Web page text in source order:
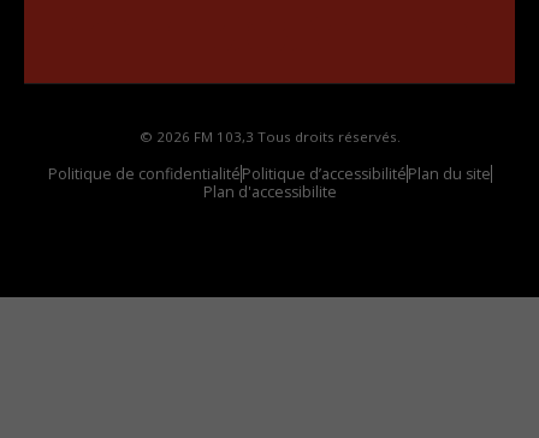
© 2026 FM 103,3 Tous droits réservés.
Politique de confidentialitéPolitique d’accessibilitéPlan du site
Plan d'accessibilite